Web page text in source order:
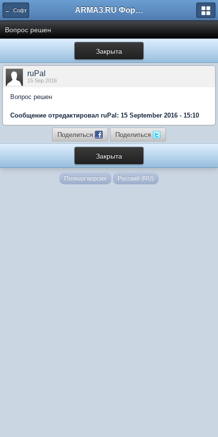
← Софт ARMA3.RU Форум
Вопрос решен
Закрыта
ruPal
15 Sep 2016
Вопрос решен
Сообщение отредактировал ruPal: 15 September 2016 - 15:10
Поделиться Поделиться
Закрыта
Полная версия Русский (RU)